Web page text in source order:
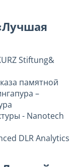
Stiftung&
памятной
–
- Nanotech
DLR Analytics